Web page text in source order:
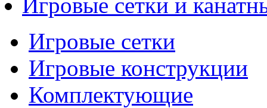
Игровые сетки
Игровые конструкции
Комплектующие